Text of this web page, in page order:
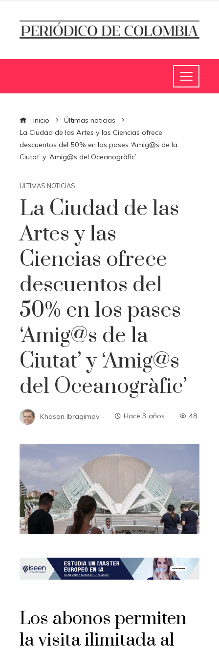
Inicio
Últimas noticias
La Ciudad de las Artes y las Ciencias ofrece
descuentos del 50% en los pases ‘Amig@s de la
Ciutat’ y ‘Amig@s del Oceanogràfic’
ÚLTIMAS NOTICIAS
La Ciudad de las
Artes y las
Ciencias ofrece
descuentos del
50% en los pases
‘Amig@s de la
Ciutat’ y ‘Amig@s
del Oceanogràfic’
Khasan Ibragimov Hace 3 años 48
Los abonos permiten
la visita ilimitada al